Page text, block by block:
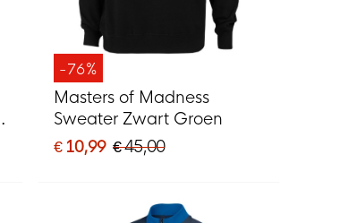
-76%
Masters of Madness
Sweater Zwart Groen
€ 10,99 € 45,00